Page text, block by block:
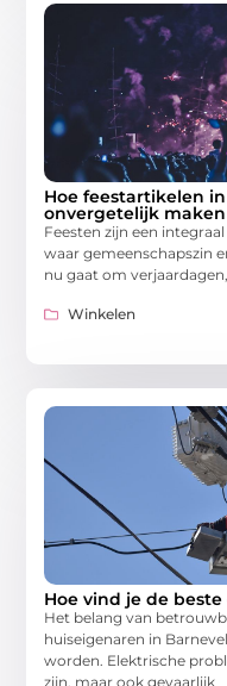
Hoe feestartikelen
onvergetelijk maken
Feesten zijn een
waar gemeenschapszin
nu gaat om
Winkelen
Hoe vind je de
Het belang van
huiseigenaren in
worden. Elektrische
zijn, maar ook gevaarlijk